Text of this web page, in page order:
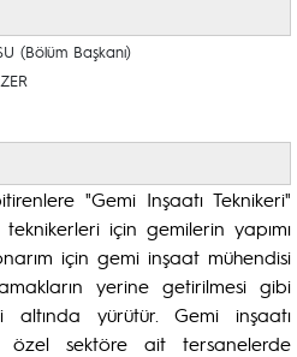
(Bölüm Başkanı)
"Gemi Inşaatı Teknikeri"
için gemilerin yapımı
için gemi inşaat mühendisi
yerine getirilmesi gibi
altında yürütür. Gemi inşaatı
özel sektöre ait tersanelerde